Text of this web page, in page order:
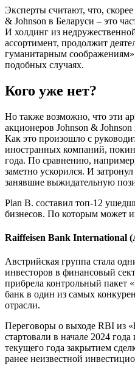
Эксперты считают, что,
& Johnson в Беларуси – это
И холдинг из
ассортимент, продолжит
гуманитарным
подобных случаях.
Кого уже нет?
Но также возможно, что эти
акционеров Johnson & Johnson
Как это произошло с
иностранных компаний,
года. По сравнению,
заметно ускорился. И
занявшие выжидательную
Plan B. составил топ-12
бизнесов. По которым может
Raiffeisen Bank International
Австрийская группа стала
инвесторов в финансовый
прибрела контрольный пакет
банк в один из самых
отрасли.
Переговоры о выходе RBI из
стартовали в начале 2024
текущего года закрытием
ранее неизвестной